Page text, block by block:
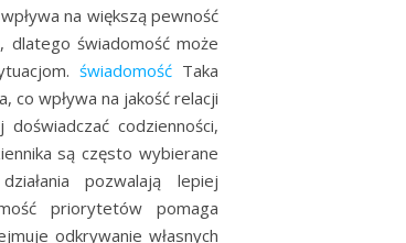
na większą pewność
dlatego świadomość może
świadomość Taka
co wpływa na jakość relacji
codzienności,
są często wybierane
pozwalają lepiej
priorytetów pomaga
odkrywanie własnych